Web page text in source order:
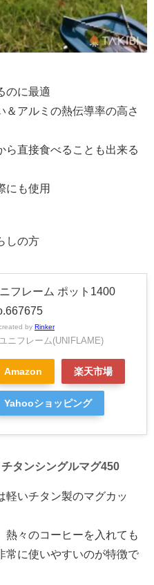
のに最適
＆アルミの熱伝導率の高さ
ら直接食べることも出来る
にも使用
しの方
フレーム ポット1400
by Rinker
ユニフレーム(UNIFLAME)
Amazon 楽天市場
Yahooショッピング
タンシングルマグ450
軽いチタン製のマグカッ
熱々のコーヒーを入れても
常に使いやすいのが特徴で